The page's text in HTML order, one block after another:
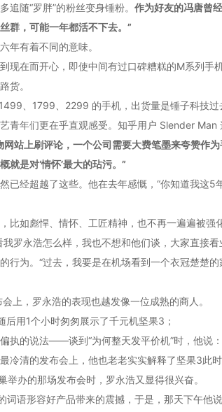
追随“罗胖”的粉丝变身锤粉。 作为好友的冯唐曾
群，可能一年都活不下去。”
年有着不同的意味。
现在而开心，即使中间有过口碑糟糕的M系列手
货。
、1799、2299 的手机，出货量是锤子科技过
青年们更在乎直观感受。知乎用户 Slender Man
站上刷评论，一个公司需要大费笔墨来夸赞作
就是对‘情怀’最大的玷污。”
已经超越了这些。他在去年感慨，“你知道我这
比如彪悍、情怀、工匠精神，也不再一遍遍被
罗永浩怎么样，我也不想和他们谈，大家直接看
行为。“过去，我要是在机场看到一个衣冠楚楚
上，罗永浩的表现也越发像一位成熟的商人。
用1个小时匆匆展示了千元机坚果3；
执的说法——谈到“为何整天发平价机”时，他说
冷清的发布会上，他也老老实实解释了坚果3此
举办的那场发布会时，罗永浩又显得很兴奋。
词语形容好产品带来的震撼，于是，那天下午他